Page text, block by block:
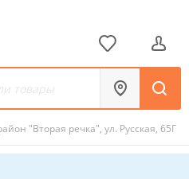
"Вторая речка", ул. Русская, 65Г